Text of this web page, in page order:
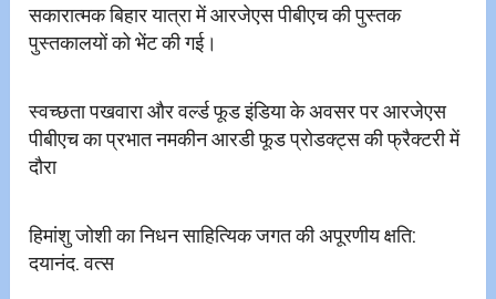
सकारात्मक बिहार यात्रा में आरजेएस पीबीएच की पुस्तक
पुस्तकालयों को भेंट की गई।
स्वच्छता पखवारा और वर्ल्ड फूड इंडिया के अवसर पर आरजेएस
पीबीएच का प्रभात नमकीन आरडी फूड प्रोडक्ट्स की फ्रैक्टरी में
दौरा
हिमांशु जोशी का निधन साहित्यिक जगत की अपूरणीय क्षति:
दयानंद. वत्स